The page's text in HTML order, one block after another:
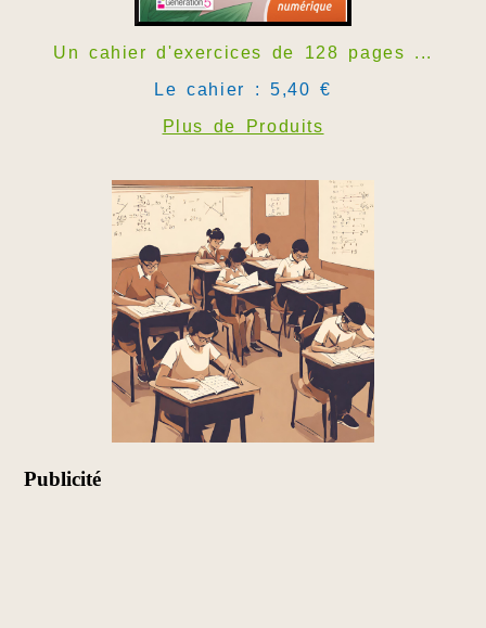
Un cahier d'exercices de 128 pages ...
Le cahier : 5,40 €
Plus de Produits
Publicité